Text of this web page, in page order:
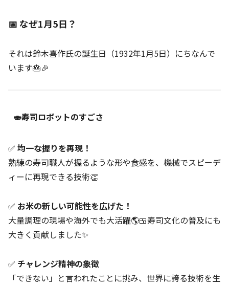
📅 なぜ1月5日？
それは鈴木喜作氏の誕生日（1932年1月5日）にちなんで
います🎂🎉
🍣寿司ロボットのすごさ
✅ 均一な握りを再現！
熟練の寿司職人が握るような形や食感を、機械でスピーデ
ィーに再現できる技術👏
✅ お米の新しい可能性を広げた！
大量調理の現場や海外でも大活躍🌎🍱寿司文化の普及にも
大きく貢献しました✨
✅ チャレンジ精神の象徴
「できない」と言われたことに挑み、世界に誇る技術を生